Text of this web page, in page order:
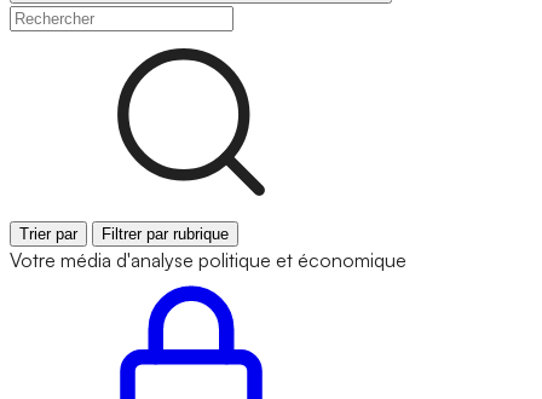
Trier par Filtrer par rubrique
Votre média d'analyse politique et économique